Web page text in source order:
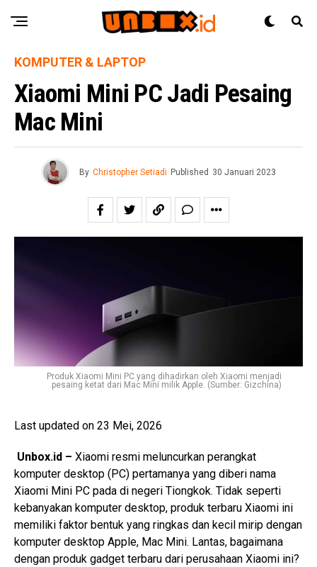
KOMPUTER & LAPTOP
Xiaomi Mini PC Jadi Pesaing
Mac Mini
By Christopher Setiadi Published 30 Januari 2023
Produk Xiaomi Mini PC yang dihadirkan oleh Xiaomi menjadi
pesaing ketat dari Mac Mini milik Apple. (Sumber: Gizchina)
Last updated on 23 Mei, 2026
Unbox.id – Xiaomi resmi meluncurkan perangkat
komputer desktop (PC) pertamanya yang diberi nama
Xiaomi Mini PC pada di negeri Tiongkok. Tidak seperti
kebanyakan komputer desktop, produk terbaru Xiaomi ini
memiliki faktor bentuk yang ringkas dan kecil mirip dengan
komputer desktop Apple, Mac Mini. Lantas, bagaimana
dengan produk gadget terbaru dari perusahaan Xiaomi ini?